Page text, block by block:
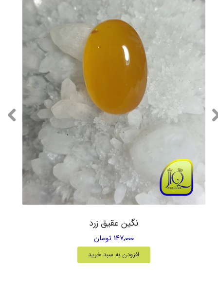
نگین عقیق زرد
۱۴۷,۰۰۰ تومان
افزودن به سبد خرید